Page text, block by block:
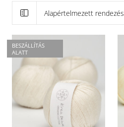
Alapértelmezett rendezés
BESZÁLLÍTÁS
ALATT